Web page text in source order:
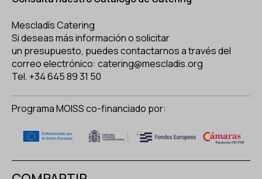
Mescladís Catering
Si deseas más información o solicitar
un presupuesto, puedes contactarnos a través del
correo electrónico: catering@mescladis.org
Tel. +34 645 89 31 50
Programa MOISS co-financiado por: